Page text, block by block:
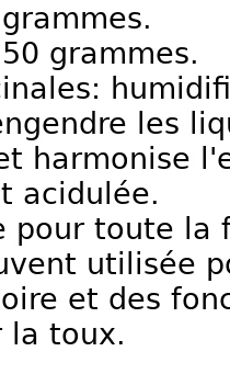
grammes.
les
harmonise
acidulée.
pour toute la
utilisée
et des
la toux.